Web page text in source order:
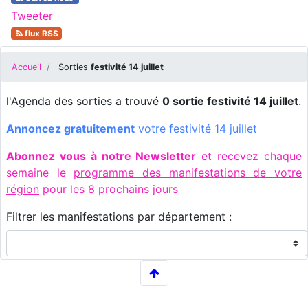
Tweeter
flux RSS
Accueil Sorties festivité 14 juillet
l'Agenda des sorties a trouvé 0 sortie festivité 14 juillet.
Annoncez gratuitement votre festivité 14 juillet
Abonnez vous à notre Newsletter et recevez chaque
semaine le programme des manifestations de votre
région pour les 8 prochains jours
Filtrer les manifestations par département :